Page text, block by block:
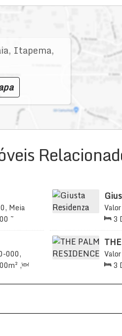
, Itapema,
Meia
~
~
Meia
3
98
2
000,
m² , 3